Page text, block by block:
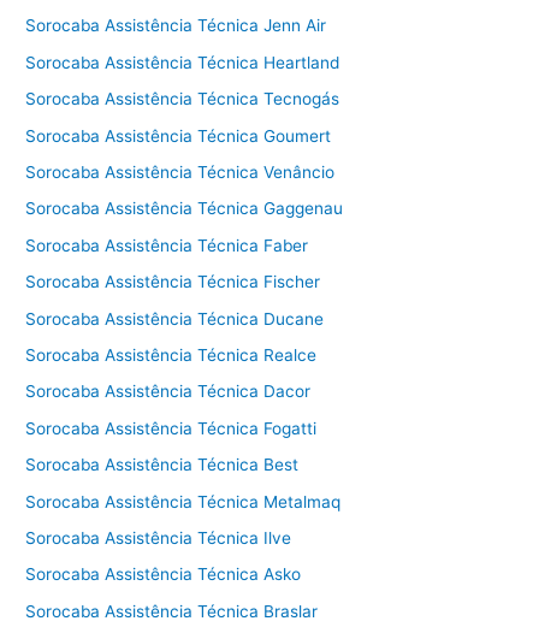
Sorocaba Assistência Técnica Jenn Air
Sorocaba Assistência Técnica Heartland
Sorocaba Assistência Técnica Tecnogás
Sorocaba Assistência Técnica Goumert
Sorocaba Assistência Técnica Venâncio
Sorocaba Assistência Técnica Gaggenau
Sorocaba Assistência Técnica Faber
Sorocaba Assistência Técnica Fischer
Sorocaba Assistência Técnica Ducane
Sorocaba Assistência Técnica Realce
Sorocaba Assistência Técnica Dacor
Sorocaba Assistência Técnica Fogatti
Sorocaba Assistência Técnica Best
Sorocaba Assistência Técnica Metalmaq
Sorocaba Assistência Técnica Ilve
Sorocaba Assistência Técnica Asko
Sorocaba Assistência Técnica Braslar